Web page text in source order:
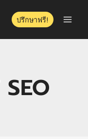
ปรึกษาฟรี!